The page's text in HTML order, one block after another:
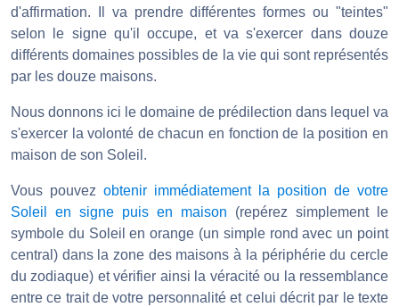
d'affirmation. Il va prendre différentes formes ou "teintes"
selon le signe qu'il occupe, et va s'exercer dans douze
différents domaines possibles de la vie qui sont représentés
par les douze maisons.
Nous donnons ici le domaine de prédilection dans lequel va
s'exercer la volonté de chacun en fonction de la position en
maison de son Soleil.
Vous pouvez obtenir immédiatement la position de votre
Soleil en signe puis en maison (repérez simplement le
symbole du Soleil en orange (un simple rond avec un point
central) dans la zone des maisons à la périphérie du cercle
du zodiaque) et vérifier ainsi la véracité ou la ressemblance
entre ce trait de votre personnalité et celui décrit par le texte